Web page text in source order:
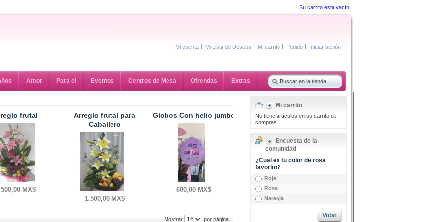
Mi cuenta Mi Lista de Deseos Mi carrito Pedido Iniciar sesión
Su carrito está vacío
Amor Para el Eventos Centros de Mesa Ofrendas Extras
frutal
MX$
Arreglo frutal para
Caballero
1.500,00 MX$
Globos Con helio jumbo
600,00 MX$
Mostrar por página
Mi carrito
No tiene artículos en su carrito de
compras.
Encuesta de la
comunidad
¿Cual es tu color de rosa
favorito?
Roja
Rosa
Naranja
Votar